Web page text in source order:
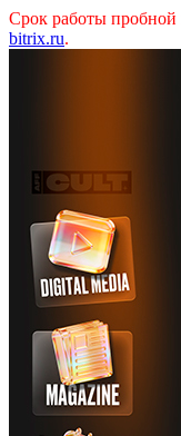
Срок работы пробной
bitrix.ru.